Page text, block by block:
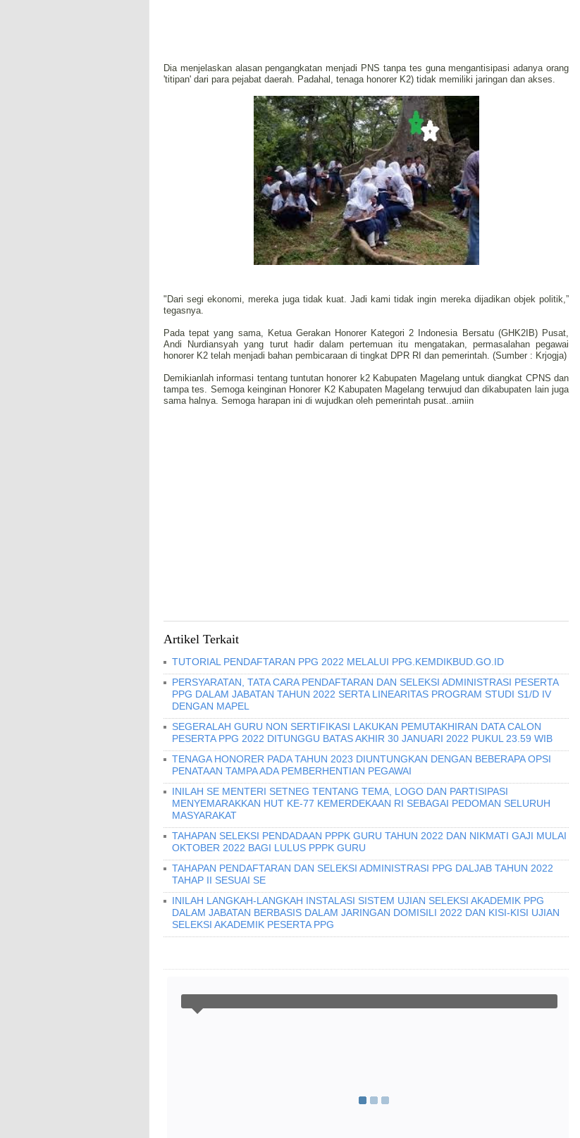
Dia menjelaskan alasan pengangkatan menjadi PNS tanpa tes guna mengantisipasi adanya orang
'titipan' dari para pejabat daerah. Padahal, tenaga honorer K2) tidak memiliki jaringan dan akses.
"Dari segi ekonomi, mereka juga tidak kuat. Jadi kami tidak ingin mereka dijadikan objek politik,”
tegasnya.
Pada tepat yang sama, Ketua Gerakan Honorer Kategori 2 Indonesia Bersatu (GHK2IB) Pusat,
Andi Nurdiansyah yang turut hadir dalam pertemuan itu mengatakan, permasalahan pegawai
honorer K2 telah menjadi bahan pembicaraan di tingkat DPR RI dan pemerintah. (Sumber : Krjogja)
Demikianlah informasi tentang tuntutan honorer k2 Kabupaten Magelang untuk diangkat CPNS dan
tampa tes. Semoga keinginan Honorer K2 Kabupaten Magelang terwujud dan dikabupaten lain juga
sama halnya. Semoga harapan ini di wujudkan oleh pemerintah pusat..amiin
Artikel Terkait
TUTORIAL PENDAFTARAN PPG 2022 MELALUI PPG.KEMDIKBUD.GO.ID
PERSYARATAN, TATA CARA PENDAFTARAN DAN SELEKSI ADMINISTRASI PESERTA
PPG DALAM JABATAN TAHUN 2022 SERTA LINEARITAS PROGRAM STUDI S1/D IV
DENGAN MAPEL
SEGERALAH GURU NON SERTIFIKASI LAKUKAN PEMUTAKHIRAN DATA CALON
PESERTA PPG 2022 DITUNGGU BATAS AKHIR 30 JANUARI 2022 PUKUL 23.59 WIB
TENAGA HONORER PADA TAHUN 2023 DIUNTUNGKAN DENGAN BEBERAPA OPSI
PENATAAN TAMPA ADA PEMBERHENTIAN PEGAWAI
INILAH SE MENTERI SETNEG TENTANG TEMA, LOGO DAN PARTISIPASI
MENYEMARAKKAN HUT KE-77 KEMERDEKAAN RI SEBAGAI PEDOMAN SELURUH
MASYARAKAT
TAHAPAN SELEKSI PENDADAAN PPPK GURU TAHUN 2022 DAN NIKMATI GAJI MULAI
OKTOBER 2022 BAGI LULUS PPPK GURU
TAHAPAN PENDAFTARAN DAN SELEKSI ADMINISTRASI PPG DALJAB TAHUN 2022
TAHAP II SESUAI SE
INILAH LANGKAH-LANGKAH INSTALASI SISTEM UJIAN SELEKSI AKADEMIK PPG
DALAM JABATAN BERBASIS DALAM JARINGAN DOMISILI 2022 DAN KISI-KISI UJIAN
SELEKSI AKADEMIK PESERTA PPG